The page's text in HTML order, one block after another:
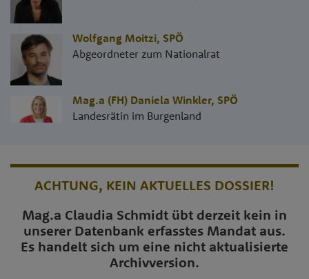
Wolfgang Moitzi, SPÖ
Abgeordneter zum Nationalrat
Mag.a (FH) Daniela Winkler, SPÖ
Landesrätin im Burgenland
ACHTUNG, KEIN AKTUELLES DOSSIER!
Mag.a Claudia Schmidt übt derzeit kein in
unserer Datenbank erfasstes Mandat aus.
Es handelt sich um eine nicht aktualisierte
Archivversion.